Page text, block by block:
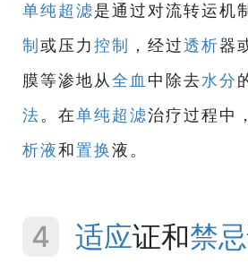
单纯超滤是通过对流转运机
制 或压力控制 ，经过透析器
膜等渗地从全血 中除去水分
法。在单纯超滤治疗过程中
析液和置换液。
4 适应证和禁忌